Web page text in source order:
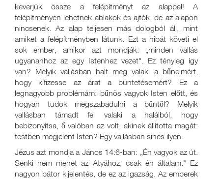
keverjük össze a felépítményt az alappal! A
felépítményen lehetnek ablakok és ajtók, de az alapon
nincsenek. Az alap teljesen más dologból áll, mint
amiket a felépítményben látunk. Ezt a hibát követi el
sok ember, amikor azt mondják: „minden vallás
ugyanahhoz az egy Istenhez vezet". Ez tényleg így
van? Melyik vallásban halt meg valaki a bűneimért,
hogy kifizesse az árat a büntetésemért? Ez a
legnagyobb problémám: bűnös vagyok Isten előtt, és
hogyan tudok megszabadulni a bűntől? Melyik
vallásban támadt fel valaki a halálból, hogy
bebizonyítsa, ő valóban az volt, akinek állította magát:
testben megjelent Isten? Egy vallásban sincs ilyen.
Jézus azt mondja a János 14:6-ban: „Én vagyok az út.
Senki nem mehet az Atyához, csak én általam." Ez
nagyon bátor kijelentés, de ez az igazság. Az emberek